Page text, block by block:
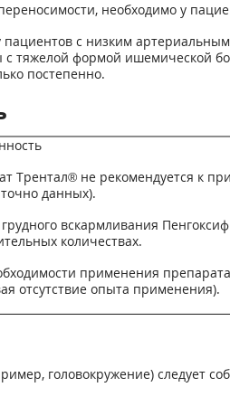
необходимо у
с низким
тяжелой формой ишемической
постепенно.
Трентал® не рекомендуется к
данных).
вскармливания
количествах.
применения
отсутствие опыта применения).
головокружение) следует